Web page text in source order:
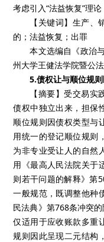
考虑引入“法益恢复”理
【关键词】生产
的；法益恢复；出罪
本文选编自《政治
州大学王健法学院暨公
5.债权让与顺位规
【摘要】受交易
债权中独立出来，担保
顺位规则因债权类型与
用统一的登记顺位规则
为非专业受让人的自然
用《最高人民法院关于
则若干问题的解释》第
一般规范，既调整他种
民法典》第768条冲突
仅适用于应收账款多重
规则因此呈现二元结构